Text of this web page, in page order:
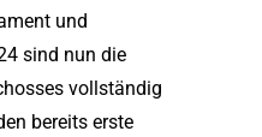
und
sind nun die
vollständig
bereits erste